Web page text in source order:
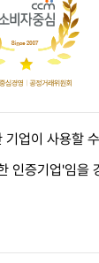
업이 사용할
인증기업'임을